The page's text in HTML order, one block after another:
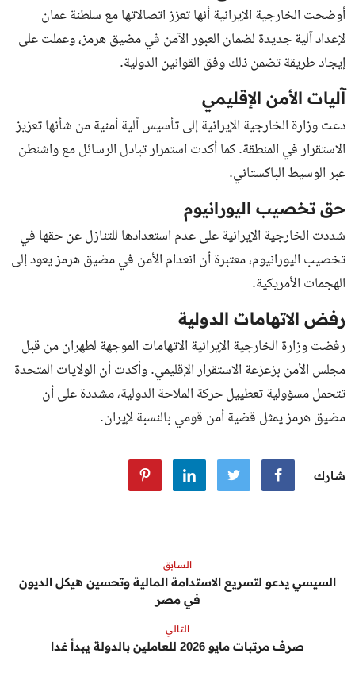
أوضحت الخارجية الإيرانية أنها تعزز اتصالاتها مع سلطنة عمان
لإعداد آلية جديدة لضمان العبور الآمن في مضيق هرمز، وعملت على
إيجاد طريقة تضمن ذلك وفق القوانين الدولية.
آليات الأمن الإقليمي
دعت وزارة الخارجية الإيرانية إلى تأسيس آلية أمنية من شأنها تعزيز
الاستقرار في المنطقة. كما أكدت استمرار تبادل الرسائل مع واشنطن
عبر الوسيط الباكستاني.
حق تخصيب اليورانيوم
شددت الخارجية الإيرانية على عدم استعدادها للتنازل عن حقها في
تخصيب اليورانيوم، معتبرة أن انعدام الأمن في مضيق هرمز يعود إلى
الهجمات الأمريكية.
رفض الاتهامات الدولية
رفضت وزارة الخارجية الإيرانية الاتهامات الموجهة لطهران من قبل
مجلس الأمن بزعزعة الاستقرار الإقليمي. وأكدت أن الولايات المتحدة
تتحمل مسؤولية تعطييل حركة الملاحة الدولية، مشددة على أن
مضيق هرمز يمثل قضية أمن قومي بالنسبة لإيران.
شارك
السابق
السيسي يدعو لتسريع الاستدامة المالية وتحسين هيكل الديون
في مصر
التالي
صرف مرتبات مايو 2026 للعاملين بالدولة يبدأ غدا